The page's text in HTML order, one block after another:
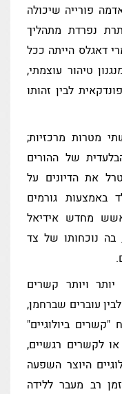
פורייה שיכולה
נפרדת מתהליך
דאגלס הייתה ככל
טיהור עוצמתי,
לבין זהותו
מטרות מרכזיות;
של ההורים
את הדיונים על
באמצעות גורמים
מחדש אידיאל
בה נוכחותו של צד
ויותר קשרים
לבין עוברים שברחמן,
ביולוגיים"
לקשרים רגשיים,
היוצר השפעה
רב מעבר ללידה